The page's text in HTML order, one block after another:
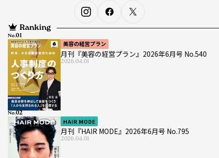
Ranking
美容の経営プラン
月刊『美容の経営プラン』2026年6月号 No.540
2026.04.01
No.
HAIR MODE
月刊『HAIR MODE』2026年6月号 No.795
2026.04.01
No.